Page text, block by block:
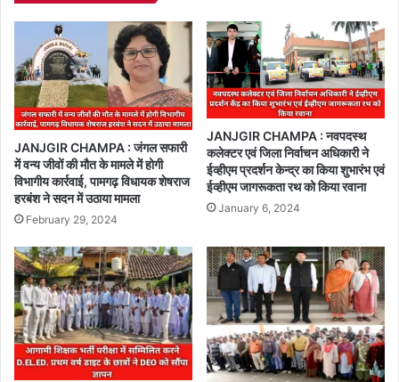
JANJGIR CHAMPA : जंगल सफारी
में वन्य जीवों की मौत के मामले में होगी
विभागीय कार्रवाई, पामगढ़ विधायक शेषराज
हरबंश ने सदन में उठाया मामला
February 29, 2024
JANJGIR CHAMPA : नवपदस्थ
कलेक्टर एवं जिला निर्वाचन अधिकारी ने
ईव्हीएम प्रदर्शन केन्द्र का किया शुभारंभ एवं
ईव्हीएम जागरूकता रथ को किया रवाना
January 6, 2024